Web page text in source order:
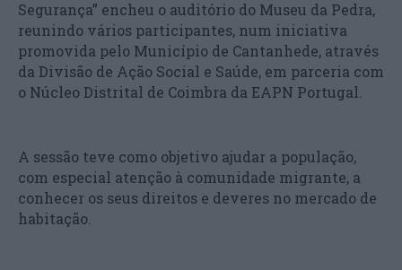
Segurança” encheu o auditório do Museu da Pedra,
reunindo vários participantes, num iniciativa
promovida pelo Município de Cantanhede, através
da Divisão de Ação Social e Saúde, em parceria com
o Núcleo Distrital de Coimbra da EAPN Portugal.
A sessão teve como objetivo ajudar a população,
com especial atenção à comunidade migrante, a
conhecer os seus direitos e deveres no mercado de
habitação.